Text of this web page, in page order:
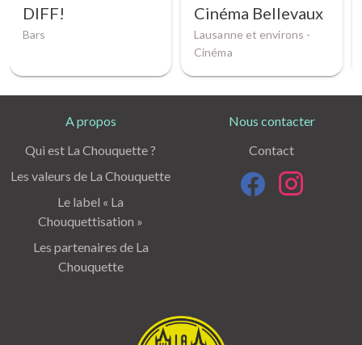
DIFF!
Bars
Cinéma Bellevaux
Lausanne et environs -
Cinéma
A propos
Qui est La Chouquette ?
Les valeurs de La Chouquette
Le label « La
Chouquettisation »
Les partenaires de La
Chouquette
Nous contacter
Contact